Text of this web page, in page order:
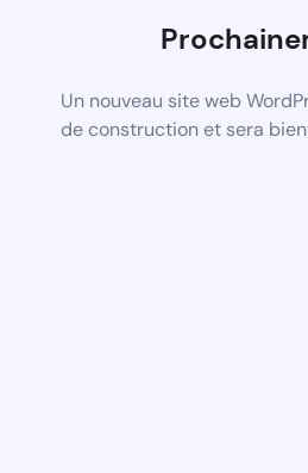
Un nouveau site web
de construction et sera